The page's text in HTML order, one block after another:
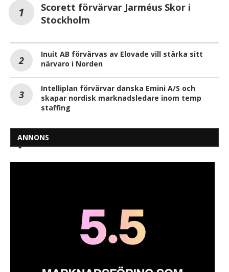
Scorett förvärvar Jarméus Skor i
Stockholm
Inuit AB förvärvas av Elovade vill stärka sitt
närvaro i Norden
Intelliplan förvärvar danska Emini A/S och
skapar nordisk marknadsledare inom temp
staffing
ANNONS